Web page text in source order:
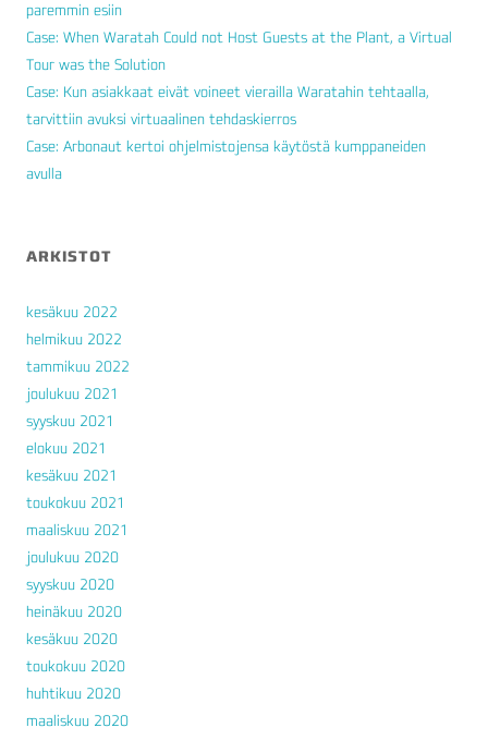
paremmin esiin
Case: When Waratah Could not Host Guests at the Plant, a Virtual
Tour was the Solution
Case: Kun asiakkaat eivät voineet vierailla Waratahin tehtaalla,
tarvittiin avuksi virtuaalinen tehdaskierros
Case: Arbonaut kertoi ohjelmistojensa käytöstä kumppaneiden
avulla
ARKISTOT
kesäkuu 2022
helmikuu 2022
tammikuu 2022
joulukuu 2021
syyskuu 2021
elokuu 2021
kesäkuu 2021
toukokuu 2021
maaliskuu 2021
joulukuu 2020
syyskuu 2020
heinäkuu 2020
kesäkuu 2020
toukokuu 2020
huhtikuu 2020
maaliskuu 2020